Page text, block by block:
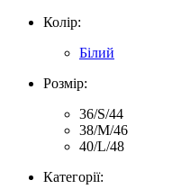
Колір:
Білий
Розмір:
36/S/44
38/M/46
40/L/48
Категорії: